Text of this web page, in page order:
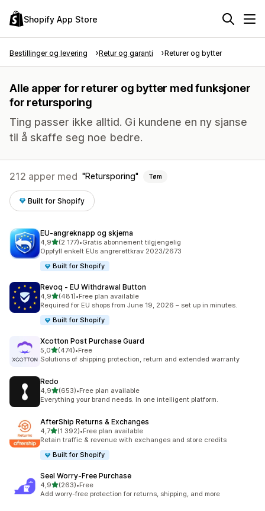
Shopify App Store
Bestillinger og levering Retur og garanti Returer og bytter
Alle apper for returer og bytter med funksjoner
for retursporing
Ting passer ikke alltid. Gi kundene en ny sjanse
til å skaffe seg noe bedre.
212 apper med Retursporing Tøm
Built for Shopify
EU‑angreknapp og skjema
4,9av 5 stjerner
(2 177)
Totalt 2177 omtaler
•Gratis abonnement tilgjengelig
Oppfyll enkelt EUs angrerettkrav 2023/2673
Built for Shopify
Revoq ‑ EU Withdrawal Button
4,9av 5 stjerner
(481)
Totalt 481 omtaler
•Free plan available
Required for EU shops from June 19, 2026 – set up in minutes.
Built for Shopify
Xcotton Post Purchase Guard
5,0av 5 stjerner
(474)
Totalt 474 omtaler
•Free
Solutions of shipping protection, return and extended warranty
Redo
4,9av 5 stjerner
(653)
Totalt 653 omtaler
•Free plan available
Everything your brand needs. In one intelligent platform.
AfterShip Returns & Exchanges
4,7av 5 stjerner
(1 392)
Totalt 1392 omtaler
•Free plan available
Retain traffic & revenue with exchanges and store credits
Built for Shopify
Seel Worry‑Free Purchase
4,9av 5 stjerner
(263)
Totalt 263 omtaler
•Free
Add worry-free protection for returns, shipping, and more